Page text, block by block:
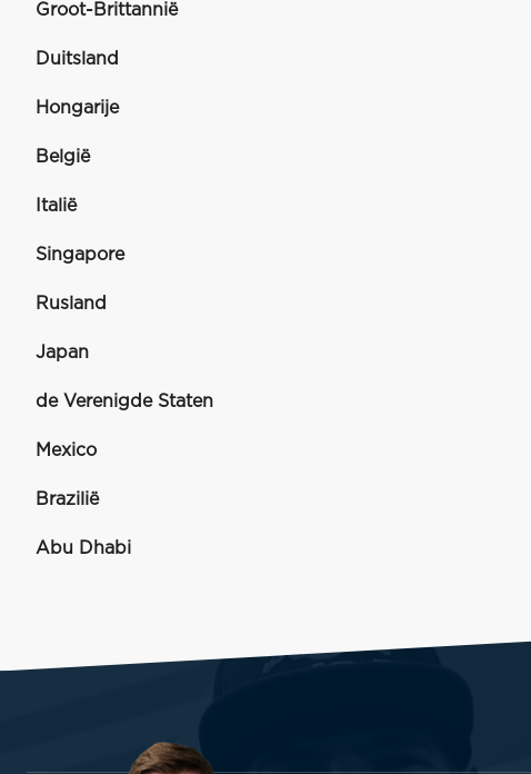
Groot-Brittannië
Duitsland
Hongarije
België
Italië
Singapore
Rusland
Japan
de Verenigde Staten
Mexico
Brazilië
Abu Dhabi